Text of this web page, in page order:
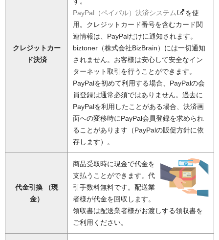
クレジットカー
ド決済
PayPal（ペイパル）決済システム
を使
用。クレジットカード番号を含むカード関
連情報は、PayPalだけに通知されます。
biztoner（株式会社BizBrain）には一切通知
されません。お客様は安心して安全なイン
ターネット取引を行うことができます。
PayPalを初めて利用する場合、PayPalの会
員登録は通常必須ではありません。過去に
PayPalを利用したことがある場合、決済画
面への変移時にPayPal会員登録を求められ
ることがあります（PayPalの販促方針に依
存します）。
代金引換 （現
金）
商品受取時に現金で代金を
支払うことができます。代
引手数料無料です。配送業
者様が代金を回収します。
領収書は配送業者様がお渡しする領収書を
ご利用ください。